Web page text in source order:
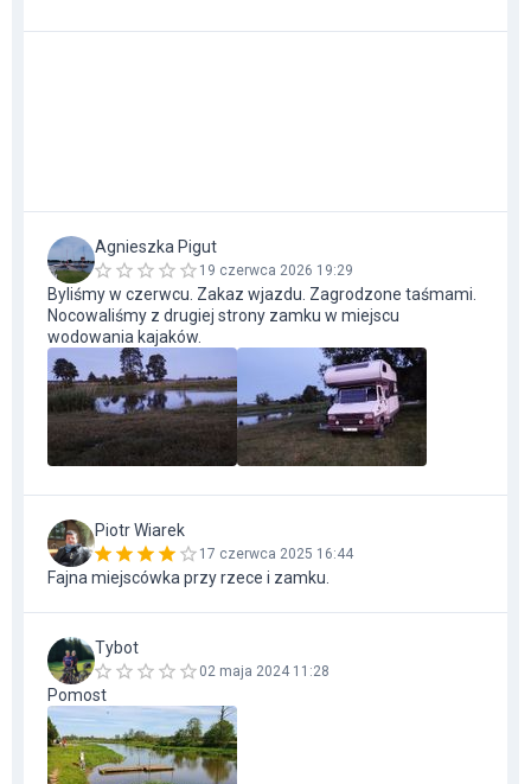
Agnieszka Pigut
19 czerwca 2026 19:29
Byliśmy w czerwcu. Zakaz wjazdu. Zagrodzone taśmami.
Nocowaliśmy z drugiej strony zamku w miejscu
wodowania kajaków.
Piotr Wiarek
17 czerwca 2025 16:44
Fajna miejscówka przy rzece i zamku.
Tybot
02 maja 2024 11:28
Pomost